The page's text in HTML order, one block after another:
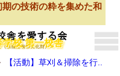
の技術の粋を集めた和
校 第一校舎
【活動】草刈＆掃除を行..